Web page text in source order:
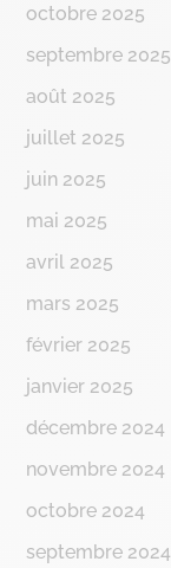
octobre 2025
septembre 2025
août 2025
juillet 2025
juin 2025
mai 2025
avril 2025
mars 2025
février 2025
janvier 2025
décembre 2024
novembre 2024
octobre 2024
septembre 2024